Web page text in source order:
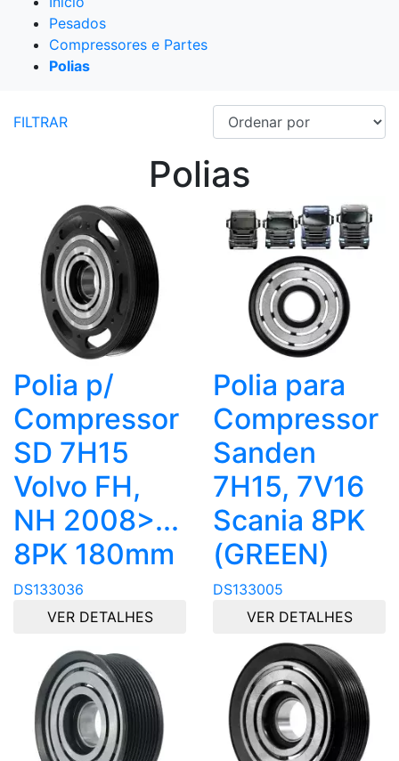
Pesados
Compressores e Partes
Polias
FILTRAR
Polias
Polia p/
Compressor
SD 7H15
Volvo FH,
NH 2008>...
8PK 180mm
DS133036
VER DETALHES
Polia para
Compressor
Sanden
7H15, 7V16
Scania 8PK
(GREEN)
DS133005
VER DETALHES